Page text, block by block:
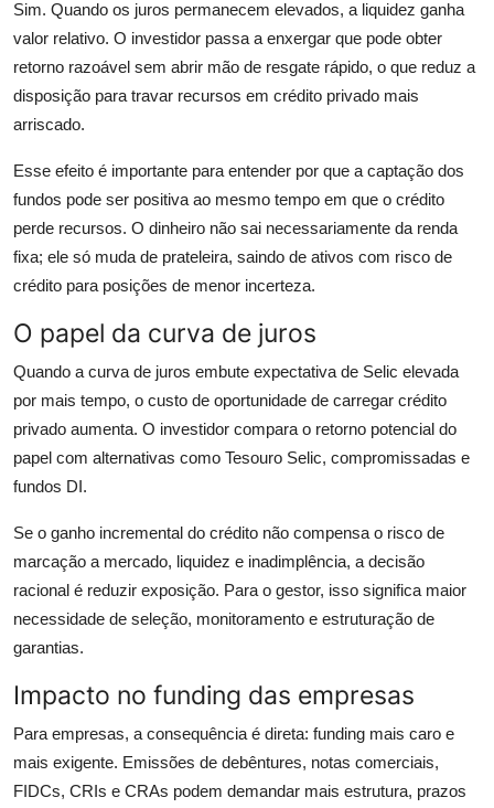
Sim. Quando os juros permanecem elevados, a liquidez ganha
valor relativo. O investidor passa a enxergar que pode obter
retorno razoável sem abrir mão de resgate rápido, o que reduz a
disposição para travar recursos em crédito privado mais
arriscado.
Esse efeito é importante para entender por que a captação dos
fundos pode ser positiva ao mesmo tempo em que o crédito
perde recursos. O dinheiro não sai necessariamente da renda
fixa; ele só muda de prateleira, saindo de ativos com risco de
crédito para posições de menor incerteza.
O papel da curva de juros
Quando a curva de juros embute expectativa de Selic elevada
por mais tempo, o custo de oportunidade de carregar crédito
privado aumenta. O investidor compara o retorno potencial do
papel com alternativas como Tesouro Selic, compromissadas e
fundos DI.
Se o ganho incremental do crédito não compensa o risco de
marcação a mercado, liquidez e inadimplência, a decisão
racional é reduzir exposição. Para o gestor, isso significa maior
necessidade de seleção, monitoramento e estruturação de
garantias.
Impacto no funding das empresas
Para empresas, a consequência é direta: funding mais caro e
mais exigente. Emissões de debêntures, notas comerciais,
FIDCs, CRIs e CRAs podem demandar mais estrutura, prazos